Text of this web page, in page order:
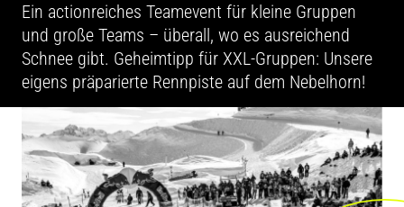
Ein actionreiches Teamevent für kleine Gruppen
und große Teams – überall, wo es ausreichend
Schnee gibt. Geheimtipp für XXL-Gruppen: Unsere
eigens präparierte Rennpiste auf dem Nebelhorn!